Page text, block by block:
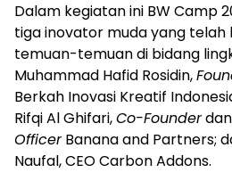
Dalam kegiatan ini BW Camp
tiga inovator muda yang
temuan-temuan di bidang
Muhammad Hafid Rosidin,
Berkah Inovasi Kreatif
Rifqi Al Ghifari,Co-Founderdan
OfficerBanana and Partners;
Naufal, CEO Carbon Addons.